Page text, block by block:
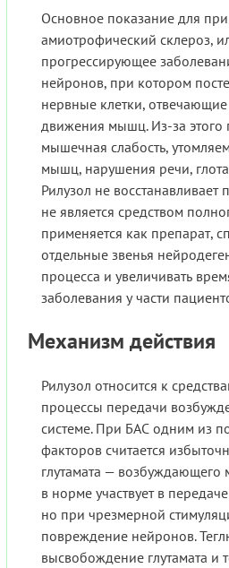
Основное показание для
амиотрофический склероз,
прогрессирующее
нейронов, при котором
нервные клетки,
движения мышц. Из-за этого
мышечная слабость,
мышц, нарушения речи,
Рилузол не
не является средством
применяется как препарат,
отдельные звенья
процесса и увеличивать
заболевания у части
Механизм действия
Рилузол относится к
процессы передачи
системе. При БАС одним из
факторов считается
глутамата — возбуждающего
в норме участвует в
но при чрезмерной
повреждение нейронов.
высвобождение глутамата и